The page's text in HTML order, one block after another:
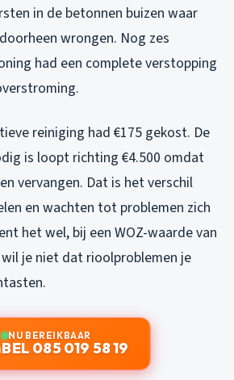
in de betonnen buizen waar
wrongen. Nog zes
had een complete verstopping
reiniging had €175 gekost. De
is loopt richting €4.500 omdat
vervangen. Dat is het verschil
en wachten tot problemen zich
het wel, bij een WOZ-waarde van
je niet dat rioolproblemen je
NU BEREIKBAAR
BEL 085 019 58 19